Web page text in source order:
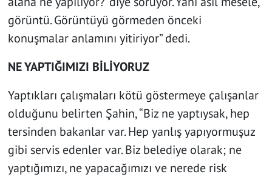
görüntü. Görüntüyü görmeden önceki
konuşmalar anlamını yitiriyor” dedi.
NE YAPTIĞIMIZI BİLİYORUZ
Yaptıkları çalışmaları kötü göstermeye çalışanlar
olduğunu belirten Şahin, “Biz ne yaptıysak, hep
tersinden bakanlar var. Hep yanlış yapıyormuşuz
gibi servis edenler var. Biz belediye olarak; ne
yaptığımızı, ne yapacağımızı ve nerede risk